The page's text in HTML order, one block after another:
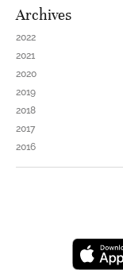
Archives
2022
2021
2020
2019
2018
2017
2016